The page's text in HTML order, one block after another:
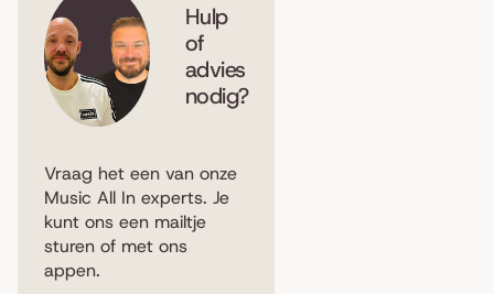
Hulp
of
advies
nodig?
Vraag het een van onze
Music All In experts. Je
kunt ons een mailtje
sturen of met ons
appen.